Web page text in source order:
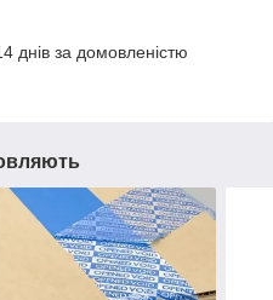
днів за домовленістю